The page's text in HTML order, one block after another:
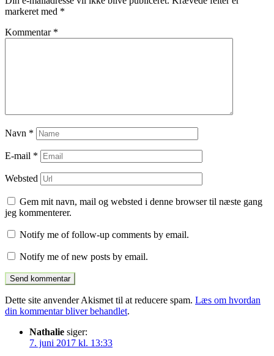
markeret med *
Kommentar *
Navn *
E-mail *
Websted
Gem mit navn, mail og websted i denne browser til næste gang
jeg kommenterer.
Notify me of follow-up comments by email.
Notify me of new posts by email.
Dette site anvender Akismet til at reducere spam. Læs om hvordan
din kommentar bliver behandlet.
Nathalie siger:
7. juni 2017 kl. 13:33